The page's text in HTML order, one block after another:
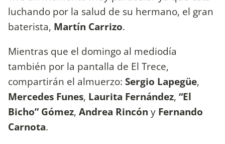
luchando por la salud de su hermano, el gran
baterista, Martín Carrizo.
Mientras que el domingo al mediodía
también por la pantalla de El Trece,
compartirán el almuerzo: Sergio Lapegüe,
Mercedes Funes, Laurita Fernández, “El
Bicho” Gómez, Andrea Rincón y Fernando
Carnota.